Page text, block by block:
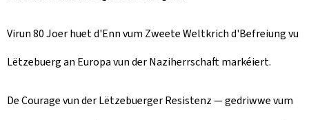
Virun 80 Joer huet d'Enn vum Zweete Weltkrich d'Befreiung vu
Lëtzebuerg an Europa vun der Naziherrschaft markéiert.
De Courage vun der Lëtzebuerger Resistenz — gedriwwe vum